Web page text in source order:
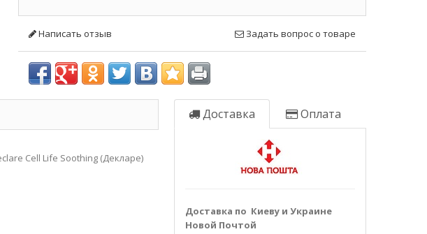
Написать отзыв Задать вопрос о товаре
Cell Life Soothing (Декларе)
Доставка Оплата
Доставка по Киеву и Украине
Новой Почтой